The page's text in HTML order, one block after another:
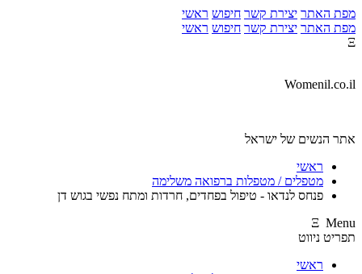
מפת האתר יצירת קשר חיפוש ראשי
מפת האתר יצירת קשר חיפוש ראשי
Ξ
Womenil.co.il
אתר הנשים של ישראל
ראשי
מטפלים / מטפלות ברפואה משלימה
פנחס לנדאו - טיפול בפחדים, חרדות ומתח נפשי בגוש דן
Ξ Menu
תפריט ניווט
ראשי